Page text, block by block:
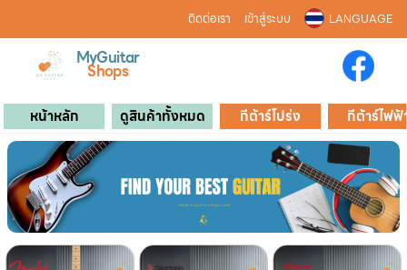
ติดต่อเรา เข้าสู่ระบบ LANGUAGE
MyGuitar
Shops
หน้าหลัก ดูสินค้าทั้งหมด กีต้าร์โปร่ง กีต้าร์ไฟฟ้